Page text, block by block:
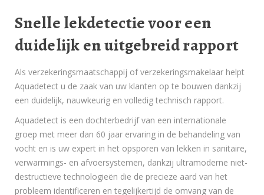
Snelle lekdetectie voor een
duidelijk en uitgebreid rapport
Als verzekeringsmaatschappij of verzekeringsmakelaar helpt
Aquadetect u de zaak van uw klanten op te bouwen dankzij
een duidelijk, nauwkeurig en volledig technisch rapport.
Aquadetect is een dochterbedrijf van een internationale
groep met meer dan 60 jaar ervaring in de behandeling van
vocht en is uw expert in het opsporen van lekken in sanitaire,
verwarmings- en afvoersystemen, dankzij ultramoderne niet-
destructieve technologieën die de precieze aard van het
probleem identificeren en tegelijkertijd de omvang van de